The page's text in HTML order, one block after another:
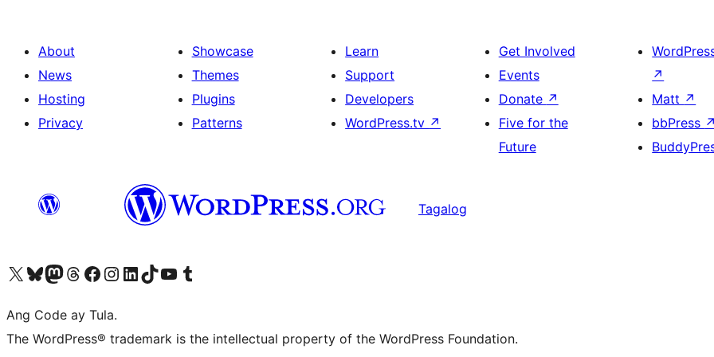
About
News
Hosting
Privacy
Showcase
Themes
Plugins
Patterns
Learn
Support
Developers
WordPress.tv ↗
Get Involved
Events
Donate ↗
Five for the
Future
↗
Matt ↗
bbPress ↗
Tagalog
Visit our X (formerly Twitter) account
Bisitahin ang aming Bluesky account
Visit our Mastodon account
Bisitahin ang aming Threads account
Visit our Facebook page
Visit our Instagram account
Visit our LinkedIn account
Bisitahin ang aming TikTok account
Visit our YouTube channel
Bisitahin ang aming Tumblr account
Ang Code ay Tula.
The WordPress® trademark is the intellectual property of the WordPress Foundation.